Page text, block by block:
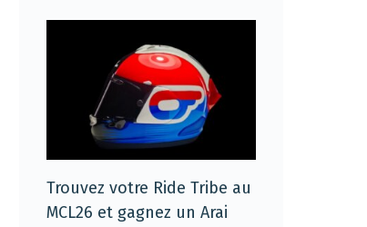
Trouvez votre Ride Tribe au
MCL26 et gagnez un Arai